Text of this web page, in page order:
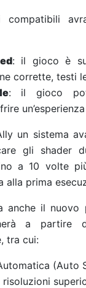
: il gioco è
corrette, testi
: il gioco
un sistema
gli shader
a 10 volte
alla prima
anche il nuovo
a partire
tra cui:
(Auto